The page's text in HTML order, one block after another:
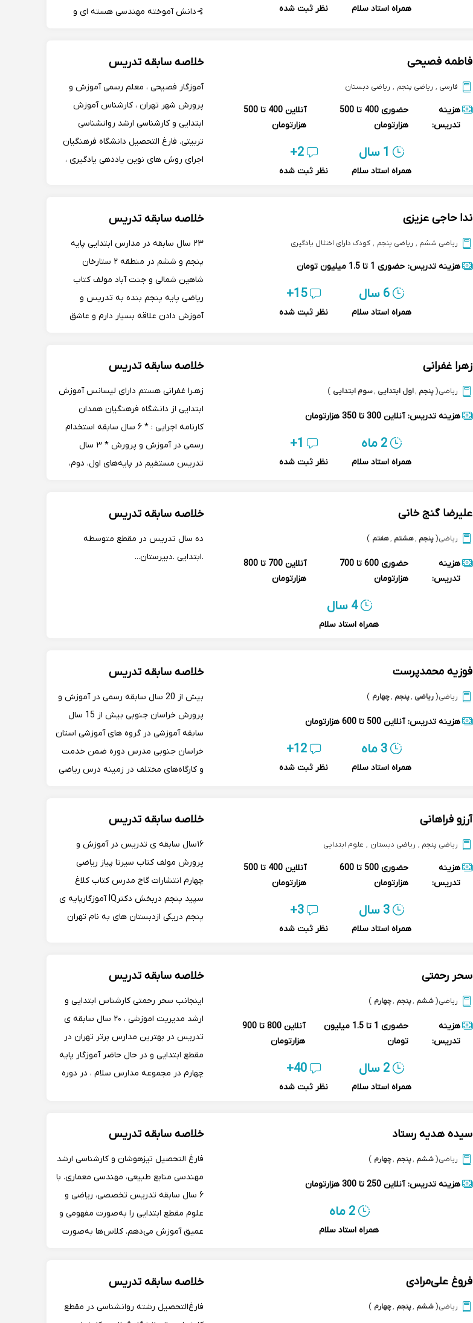
همراه استاد سلام نظر ثبت شده
⊱دانش آموخته مهندسی هسته ای و
تیزهوشان .
فاطمه فصیحی
فارسی , ریاضی پنجم , ریاضی دبستان
هزینه
تدریس:
حضوری
400 تا 500
هزارتومان
آنلاین
400 تا 500
هزارتومان
1 سال
همراه استاد سلام
2+
نظر ثبت شده
خلاصه سابقه تدریس
آموزگار فصیحی ، معلم رسمی آموزش و
پرورش شهر تهران ، کارشناس آموزش
ابتدایی و کارشناسی ارشد روانشناسی
تربیتی. فارغ التحصیل دانشگاه فرهنگیان
اجرای روش های نوین یاددهی یادگیری ،
تدریس جهت یادگیری بهتر
ندا حاجی عزیزی
ریاضی ششم , ریاضی پنجم , کودک دارای اختلال یادگیری
هزینه تدریس: حضوری 1 تا 1.5 میلیون تومان
6 سال
همراه استاد سلام
15+
نظر ثبت شده
خلاصه سابقه تدریس
۲۳ سال سابقه در مدارس ابتدایی پایه
پنجم و ششم در منطقه ۲ ستارخان
شاهین شمالی و جنت آباد مولف کتاب
ریاضی پایه پنجم بنده به تدریس و
آموزش دادن علاقه بسیار دارم و عاشق
دارم و توانایی زیادی در انتقال مطا..
زهرا غفرانی
ریاضی(پنجم ,اول ابتدایی ,سوم ابتدایی )
هزینه تدریس: آنلاین 300 تا 350 هزارتومان
2 ماه
همراه استاد سلام
1+
نظر ثبت شده
خلاصه سابقه تدریس
زهـرا غفرانی هستم دارای لیسانس آموزش
ابتدایی از دانشگاه فرهنگیان همدان
کارنامه اجرایی : * ۶ سال سابقه استخدام
رسمی در آموزش و پرورش * ۳ سال
تدریس مستقیم در پایه‌های اول، دوم،
سال تدریس خصوصی در فضای مجازی
علیرضا گنج خانی
ریاضی(پنجم ,هشتم ,هفتم )
هزینه
تدریس:
حضوری
600 تا 700
هزارتومان
آنلاین
700 تا 800
هزارتومان
4 سال
همراه استاد سلام
خلاصه سابقه تدریس
ده سال تدریس در مقطع متوسطه
.ابتدایی .دبیرستان...
فوزیه محمدپرست
ریاضی(ریاضی ,پنجم ,چهارم )
هزینه تدریس: آنلاین 500 تا 600 هزارتومان
3 ماه
همراه استاد سلام
12+
نظر ثبت شده
خلاصه سابقه تدریس
بیش از 20 سال سابقه رسمی در آموزش و
پرورش خراسان جنوبی بیش از 15 سال
سابقه آموزشی در گروه های آموزشی استان
خراسان جنوبی مدرس دوره ضمن خدمت
و کارگاه‌های مختلف در زمینه درس ریاضی
آرزو فراهانی
ریاضی پنجم , ریاضی دبستان , علوم ابتدایی
هزینه
تدریس:
حضوری
500 تا 600
هزارتومان
آنلاین
400 تا 500
هزارتومان
3 سال
همراه استاد سلام
3+
نظر ثبت شده
خلاصه سابقه تدریس
۱۶سال سابقه ی تدریس در آموزش و
پرورش مولف کتاب سیرتا پیاز ریاضی
چهارم انتشارات گاج مدرس کتاب کلاغ
سپید پنجم دربخش دکترIQ آموزگارپایه ی
پنجم دریکی ازدبستان های به نام تهران
شناسی کارشناس ارشد مدیریت آموزشی
سحر رحمتی
ریاضی(ششم ,پنجم ,چهارم )
هزینه
تدریس:
حضوری
1 تا 1.5 میلیون
تومان
آنلاین
800 تا 900
هزارتومان
2 سال
همراه استاد سلام
40+
نظر ثبت شده
خلاصه سابقه تدریس
اینجانب سحر رحمتی کارشناس ابتدایی و
ارشد مدیریت اموزشی ، ۲۰ سال سابقه ی
تدریس در بهترین مدارس برتر تهران در
مقطع ابتدایی و در حال حاضر آموزگار پایه
چهارم در مجموعه مدارس سلام ، در دوره
داده می شود.
سیده هدیه رستاد
ریاضی(ششم ,پنجم ,چهارم )
هزینه تدریس: آنلاین 250 تا 300 هزارتومان
2 ماه
همراه استاد سلام
خلاصه سابقه تدریس
فارغ التحصیل تیزهوشان و کارشناسی ارشد
مهندسی منابع طبیعی، مهندسی معماری. با
۶ سال سابقه تدریس تخصصی، ریاضی و
علوم مقطع ابتدایی را به‌صورت مفهومی و
عمیق آموزش می‌دهم. کلاس‌ها به‌صورت
می‌شود تا پایه تحصیلی فرزندتان
مستحکم شود
فروغ علی‌مرادی
ریاضی(ششم ,پنجم ,چهارم )
خلاصه سابقه تدریس
فارغ‌التحصیل رشته روانشناسی در مقطع